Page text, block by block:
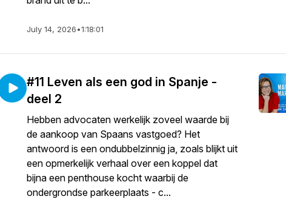
July 14, 2026•1:18:01
#11 Leven als een god in Spanje -
deel 2
Hebben advocaten werkelijk zoveel waarde bij
de aankoop van Spaans vastgoed? Het
antwoord is een ondubbelzinnig ja, zoals blijkt uit
een opmerkelijk verhaal over een koppel dat
bijna een penthouse kocht waarbij de
ondergrondse parkeerplaats - c...